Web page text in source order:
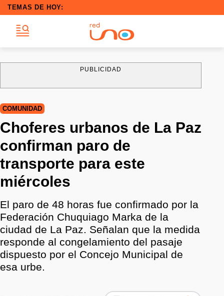
TEMAS DE HOY:
PUBLICIDAD
COMUNIDAD
Choferes urbanos de La Paz
confirman paro de
transporte para este
miércoles
El paro de 48 horas fue confirmado por la
Federación Chuquiago Marka de la
ciudad de La Paz. Señalan que la medida
responde al congelamiento del pasaje
dispuesto por el Concejo Municipal de
esa urbe.